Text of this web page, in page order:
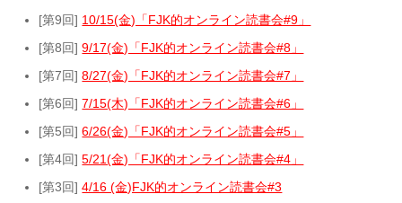
[第9回] 10/15(金)「FJK的オンライン読書会#9」
[第8回] 9/17(金)「FJK的オンライン読書会#8」
[第7回] 8/27(金)「FJK的オンライン読書会#7」
[第6回] 7/15(木)「FJK的オンライン読書会#6」
[第5回] 6/26(金)「FJK的オンライン読書会#5」
[第4回] 5/21(金)「FJK的オンライン読書会#4」
[第3回] 4/16 (金)FJK的オンライン読書会#3